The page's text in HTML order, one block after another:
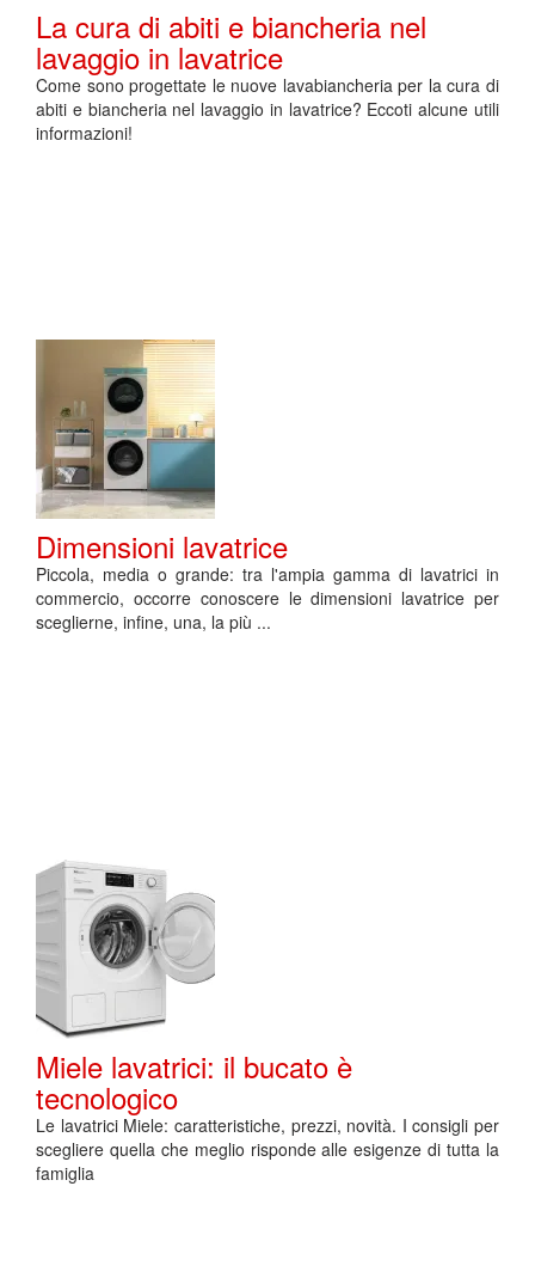
La cura di abiti e biancheria nel
lavaggio in lavatrice
Come sono progettate le nuove lavabiancheria per la cura di
abiti e biancheria nel lavaggio in lavatrice? Eccoti alcune utili
informazioni!
Dimensioni lavatrice
Piccola, media o grande: tra l'ampia gamma di lavatrici in
commercio, occorre conoscere le dimensioni lavatrice per
sceglierne, infine, una, la più ...
Miele lavatrici: il bucato è
tecnologico
Le lavatrici Miele: caratteristiche, prezzi, novità. I consigli per
scegliere quella che meglio risponde alle esigenze di tutta la
famiglia